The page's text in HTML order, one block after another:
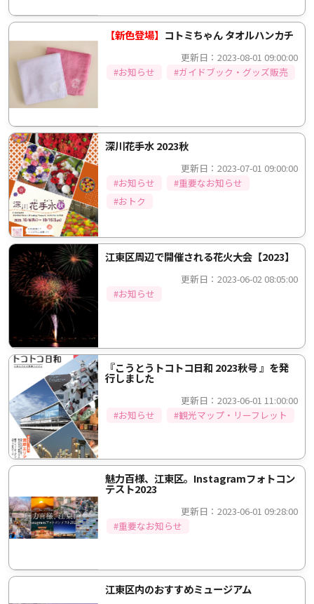
【新色登場】 コトミちゃん タオルハンカチ
更新日：2023-08-01 09:00:00
#お知らせ
#ガイドブック・グッズ販売
深川花手水 2023秋
更新日：2023-07-01 09:00:00
#お知らせ
#重要なお知らせ
#おトク
江東区周辺で開催される花火大会【2023】
更新日：2023-06-02 08:05:00
#お知らせ
『こうとうトコトコ日和 2023秋号 』を発
行しました
更新日：2023-06-01 11:00:00
#お知らせ
#観光マップ・リーフレット
魅力百様、江東区。Instagramフォトコン
テスト2023
更新日：2023-06-01 09:28:00
#重要なお知らせ
江東区内のおすすめミュージアム